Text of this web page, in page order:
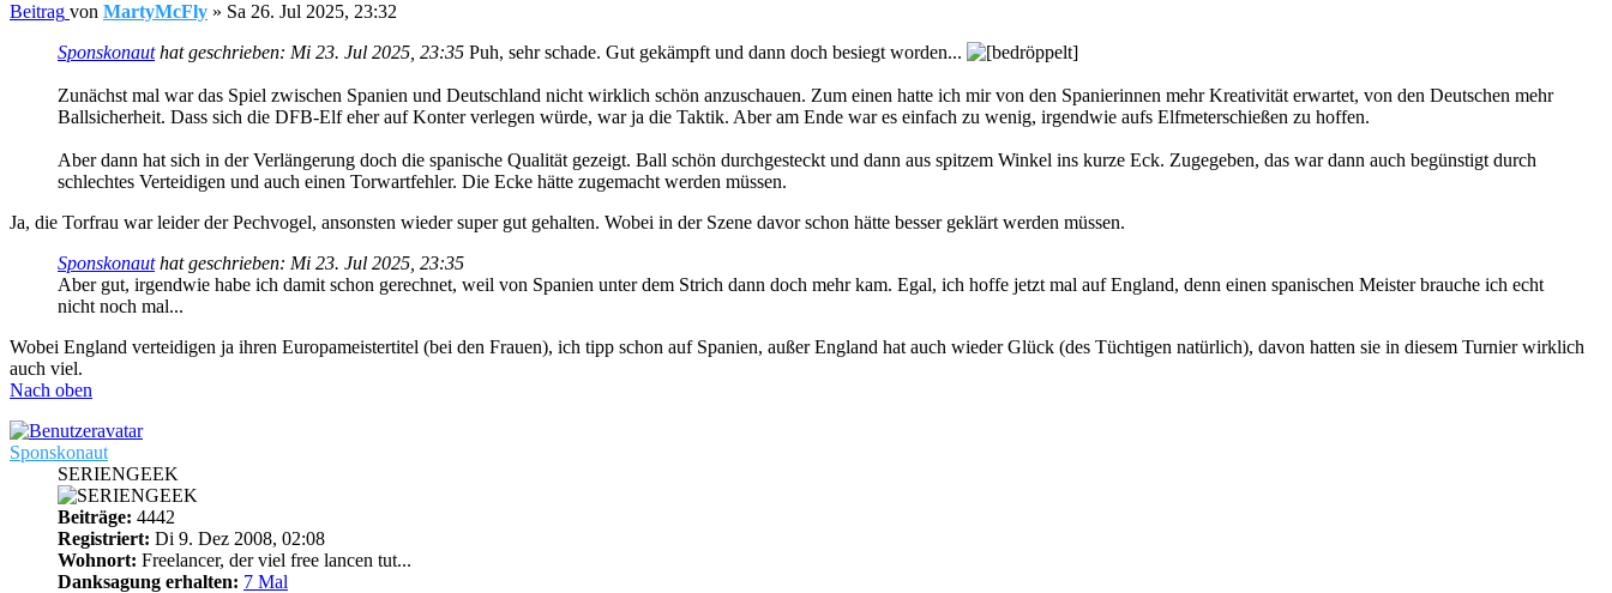
Beitrag von MartyMcFly » Sa 26. Jul 2025, 23:32
Sponskonauthat geschrieben: Mi 23. Jul 2025, 23:35 Puh, sehr schade. Gut gekämpft und dann doch besiegt worden...
Zunächst mal war das Spiel zwischen Spanien und Deutschland nicht wirklich schön anzuschauen. Zum einen hatte ich mir von den Spanierinnen mehr Kreativität erwartet, von den Deutschen mehr
Ballsicherheit. Dass sich die DFB-Elf eher auf Konter verlegen würde, war ja die Taktik. Aber am Ende war es einfach zu wenig, irgendwie aufs Elfmeterschießen zu hoffen.
Aber dann hat sich in der Verlängerung doch die spanische Qualität gezeigt. Ball schön durchgesteckt und dann aus spitzem Winkel ins kurze Eck. Zugegeben, das war dann auch begünstigt durch
schlechtes Verteidigen und auch einen Torwartfehler. Die Ecke hätte zugemacht werden müssen.
Ja, die Torfrau war leider der Pechvogel, ansonsten wieder super gut gehalten. Wobei in der Szene davor schon hätte besser geklärt werden müssen.
Sponskonauthat geschrieben: Mi 23. Jul 2025, 23:35
Aber gut, irgendwie habe ich damit schon gerechnet, weil von Spanien unter dem Strich dann doch mehr kam. Egal, ich hoffe jetzt mal auf England, denn einen spanischen Meister brauche ich echt
nicht noch mal...
Wobei England verteidigen ja ihren Europameistertitel (bei den Frauen), ich tipp schon auf Spanien, außer England hat auch wieder Glück (des Tüchtigen natürlich), davon hatten sie in diesem Turnier wirklich
auch viel.
Nach oben
Sponskonaut
SERIENGEEK
Beiträge: 4442
Registriert: Di 9. Dez 2008, 02:08
Wohnort: Freelancer, der viel free lancen tut...
Danksagung erhalten: 7 Mal